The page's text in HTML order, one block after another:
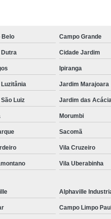
Torre
Servidor Parede
Rack
Data Center 19
Center Estrutura Aluminio
de Data Center
Rack
Servidor Data Center
Data Center
Rack
de 8 Tomadas
Régua de 8
Tomadas 20 Amperes
32 Amperes
Régua
Belo Campo Grande
Cidade Jardim
Ipiranga
Jardim Marajoara
Luiz Jardim das
Morumbi
Sacomã
Vila Cruzeiro
Vila Uberabinha
Alphaville
Campo Limpo